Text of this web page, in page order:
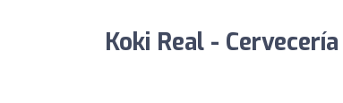
Koki Real -